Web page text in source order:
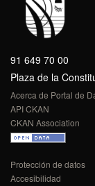
91 649 70 00
Plaza de la
Acerca de Portal de
API CKAN
CKAN Association
Protección de datos
Accesibilidad